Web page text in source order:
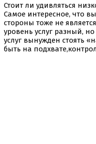
Стоит ли удивляться
Самое интересное, что
стороны тоже не
уровень услуг разный,
услуг вынужден стоять
быть на